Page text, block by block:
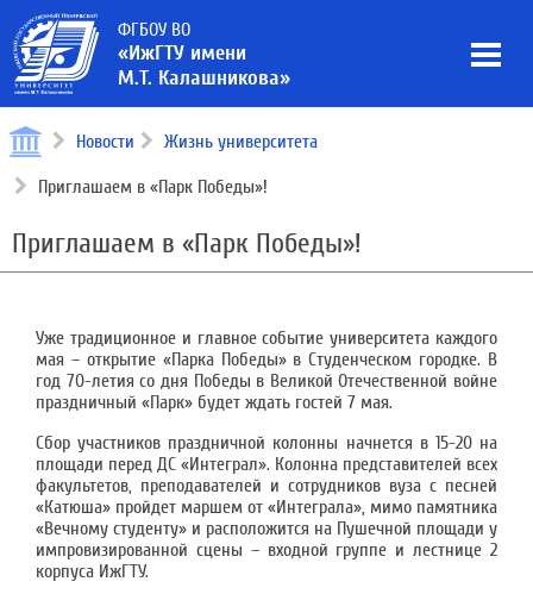
ФГБОУ ВО
«ИжГТУ имени
М.Т. Калашникова»
Новости Жизнь университета
Приглашаем в «Парк Победы»!
Приглашаем в «Парк Победы»!
Уже традиционное и главное событие университета каждого
мая – открытие «Парка Победы» в Студенческом городке. В
год 70-летия со дня Победы в Великой Отечественной войне
праздничный «Парк» будет ждать гостей 7 мая.
Сбор участников праздничной колонны начнется в 15-20 на
площади перед ДС «Интеграл». Колонна представителей всех
факультетов, преподавателей и сотрудников вуза с песней
«Катюша» пройдет маршем от «Интеграла», мимо памятника
«Вечному студенту» и расположится на Пушечной площади у
импровизированной сцены – входной группе и лестнице 2
корпуса ИжГТУ.